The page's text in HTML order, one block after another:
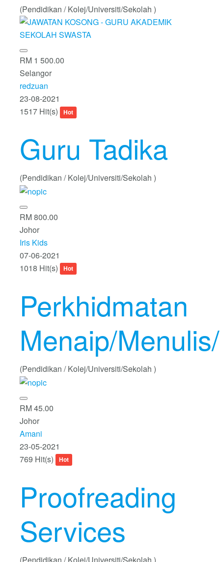
(Pendidikan / Kolej/Universiti/Sekolah )
RM 1 500.00
Selangor
redzuan
23-08-2021
1517 Hit(s)
Hot
Guru Tadika
(Pendidikan / Kolej/Universiti/Sekolah )
RM 800.00
Johor
Iris Kids
07-06-2021
1018 Hit(s)
Hot
Perkhidmatan
Menaip/
(Pendidikan / Kolej/Universiti/Sekolah )
RM 45.00
Johor
Amani
23-05-2021
769 Hit(s)
Hot
Proofreading
Services
(Pendidikan / Kolej/Universiti/Sekolah )